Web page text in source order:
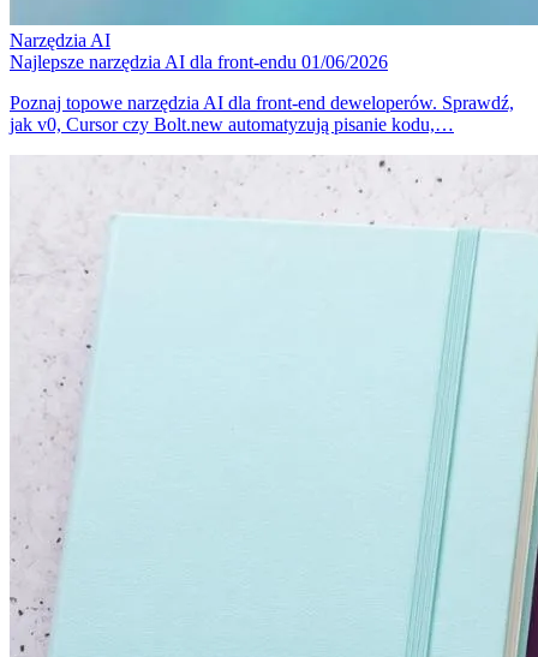
Narzędzia AI
Najlepsze narzędzia AI dla front-endu 01/06/2026
Poznaj topowe narzędzia AI dla front-end deweloperów. Sprawdź,
jak v0, Cursor czy Bolt.new automatyzują pisanie kodu,…